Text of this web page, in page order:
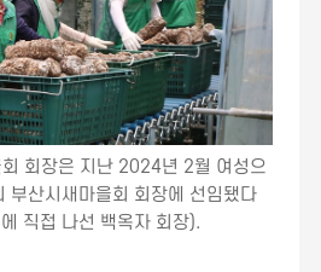
회장은 지난 2024년 2월 여성으
부산시새마을회 회장에 선임됐다
직접 나선 백옥자 회장).